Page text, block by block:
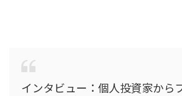
インタビュー：個人投資家から